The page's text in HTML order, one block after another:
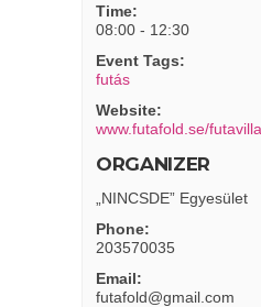
Time:
08:00 - 12:30
Event Tags:
futás
Website:
www.futafold.se/
ORGANIZER
„NINCSDE” Egyesület
Phone:
203570035
Email:
futafold@gmail.com